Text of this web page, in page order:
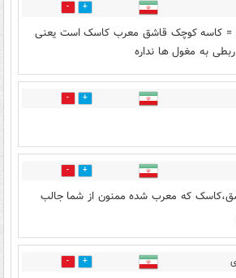
14
کاسه کوچک قاشق معرب کاسک است یعنی
به مغول ها نداره
4
3
که معرب شده ممنون از شما جالب
3